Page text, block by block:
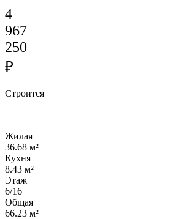
4
967
250
₽
Строится
Жилая
36.68 м²
Кухня
8.43 м²
Этаж
6/16
Общая
66.23 м²